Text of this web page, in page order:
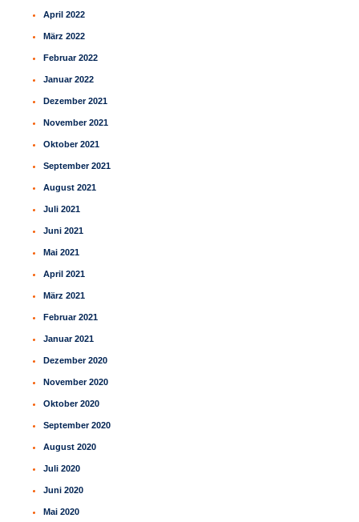
April 2022
März 2022
Februar 2022
Januar 2022
Dezember 2021
November 2021
Oktober 2021
September 2021
August 2021
Juli 2021
Juni 2021
Mai 2021
April 2021
März 2021
Februar 2021
Januar 2021
Dezember 2020
November 2020
Oktober 2020
September 2020
August 2020
Juli 2020
Juni 2020
Mai 2020